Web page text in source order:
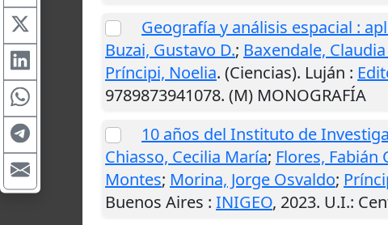
Geografía y análisis espacial :
Buzai, Gustavo D.; Baxendale, Claudia
Príncipi, Noelia. (Ciencias). Luján :
9789873941078. (M) MONOGRAFÍA
10 años del Instituto de
Chiasso, Cecilia María; Flores, Fabián
Montes; Morina, Jorge Osvaldo;
Buenos Aires : INIGEO, 2023. U.I.: